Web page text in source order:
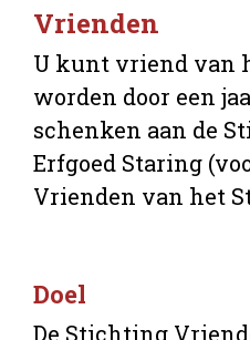
Vrienden
U kunt vriend van
worden door een
schenken aan de
Erfgoed Staring
Vrienden van het
Doel
De Stichting